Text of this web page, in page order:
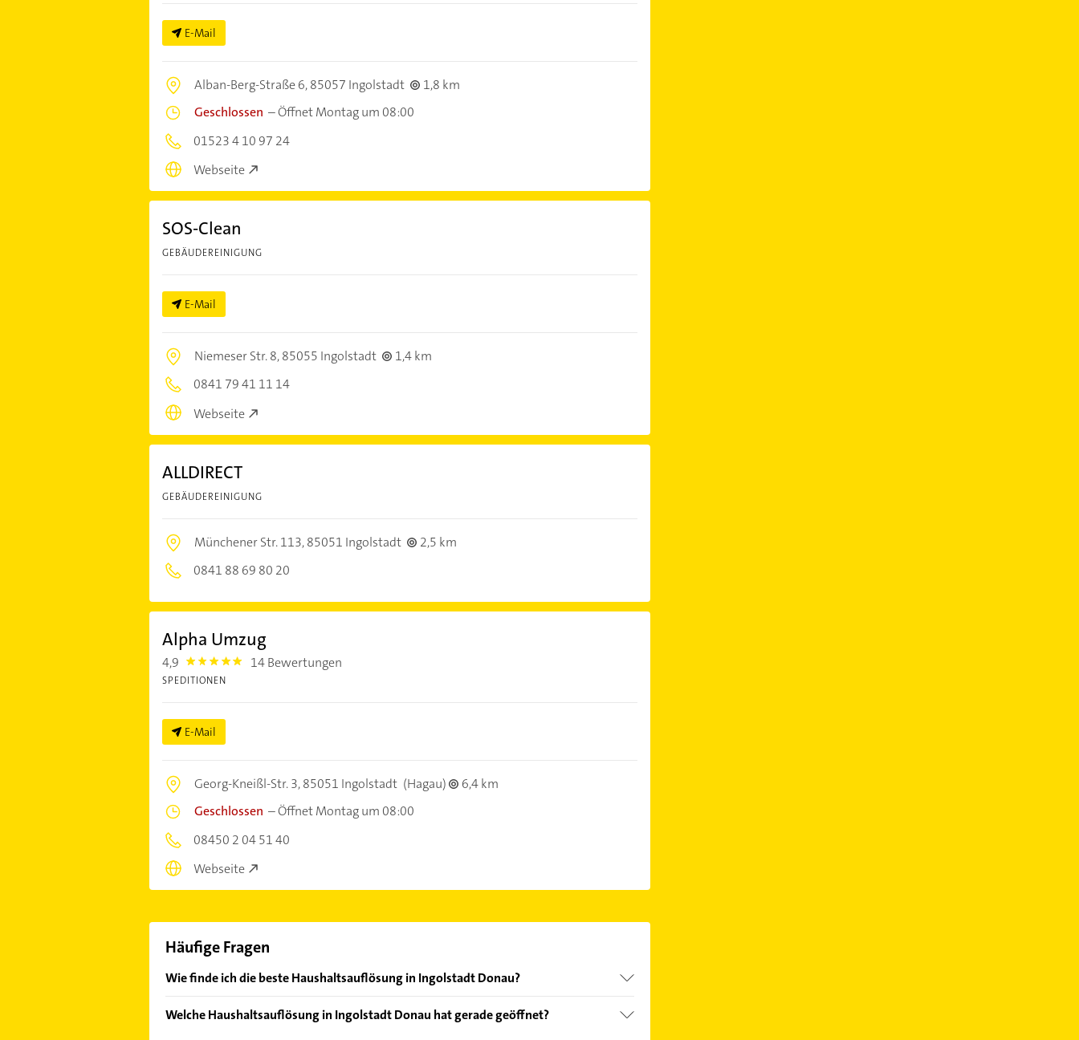
E-Mail
Alban-Berg-Straße 6,85057 Ingolstadt
1,8 km
Geschlossen –Öffnet Montag um 08:00
01523 4 10 97 24
Webseite
SOS-Clean
GEBÄUDEREINIGUNG
E-Mail
Niemeser Str. 8,85055 Ingolstadt
1,4 km
0841 79 41 11 14
Webseite
ALLDIRECT
GEBÄUDEREINIGUNG
Münchener Str. 113,85051 Ingolstadt
2,5 km
0841 88 69 80 20
Alpha Umzug
4,9 4.9 14 Bewertungen
SPEDITIONEN
E-Mail
Georg-Kneißl-Str. 3,85051 Ingolstadt (Hagau)
6,4 km
Geschlossen –Öffnet Montag um 08:00
08450 2 04 51 40
Webseite
Häufige Fragen
Wie finde ich die beste Haushaltsauflösung in Ingolstadt Donau?
von den Empfehlungen. Die Suchergebnisse können Sie sich einfach nach
Welche Haushaltsauflösung in Ingolstadt Donau hat gerade geöffnet?